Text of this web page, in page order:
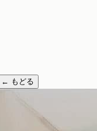
← もどる